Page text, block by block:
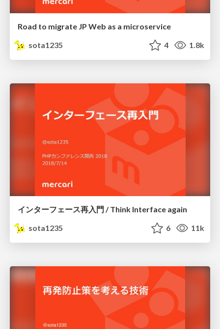
Road to migrate JP Web as a microservice
sota1235
4 1.8k
インターフェース再入門 / Think Interface again
sota1235
6 11k